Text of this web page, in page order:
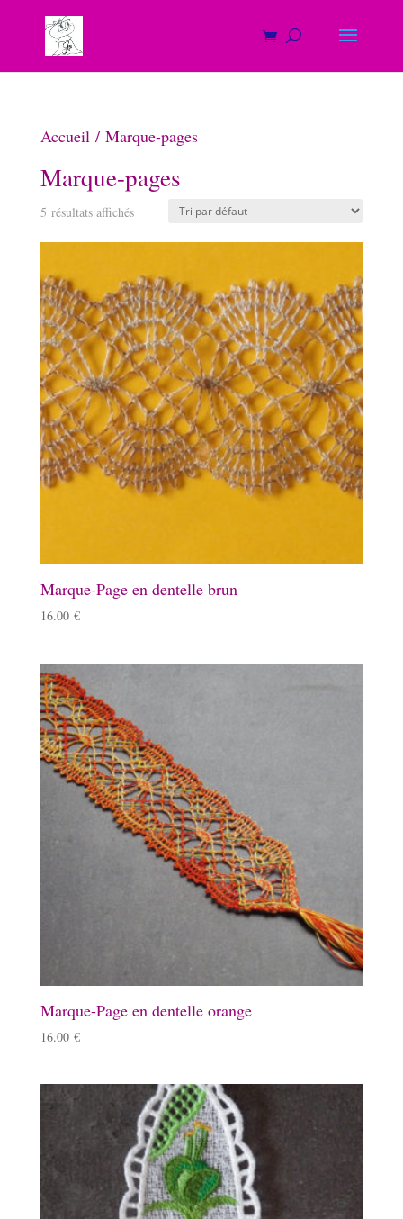
Accueil/ Marque-pages
Marque-pages
5 résultats affichés
Marque-Page en dentelle brun
16.00 €
Marque-Page en dentelle orange
16.00 €